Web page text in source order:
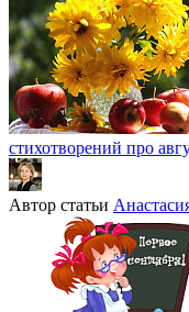
стихотворений про
Автор статьи